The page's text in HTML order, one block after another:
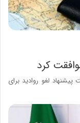
کرد
لغو روادید برای